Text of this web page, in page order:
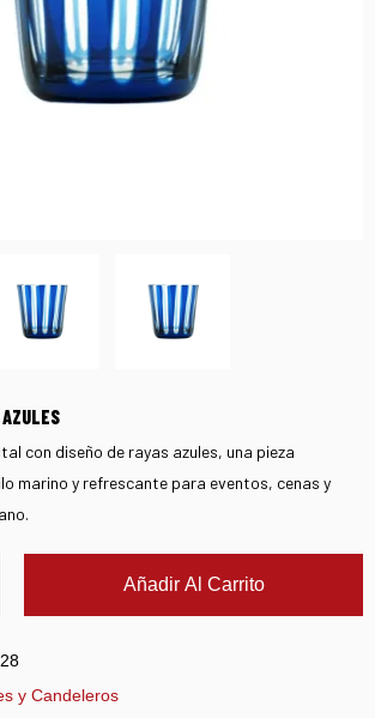
AZULES
con diseño de rayas azules, una pieza
marino y refrescante para eventos, cenas y
Añadir Al Carrito
y Candeleros